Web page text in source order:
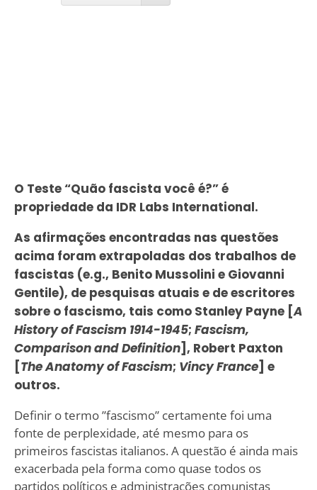
O Teste “Quão fascista você é?” é
propriedade da IDR Labs International.
As afirmações encontradas nas questões
acima foram extrapoladas dos trabalhos de
fascistas (e.g., Benito Mussolini e Giovanni
Gentile), de pesquisas atuais e de escritores
sobre o fascismo, tais como Stanley Payne [A
History of Fascism 1914-1945; Fascism,
Comparison and Definition], Robert Paxton
[The Anatomy of Fascism; Vincy France] e
outros.
Definir o termo ”fascismo” certamente foi uma
fonte de perplexidade, até mesmo para os
primeiros fascistas italianos. A questão é ainda mais
exacerbada pela forma como quase todos os
partidos políticos e administrações comunistas